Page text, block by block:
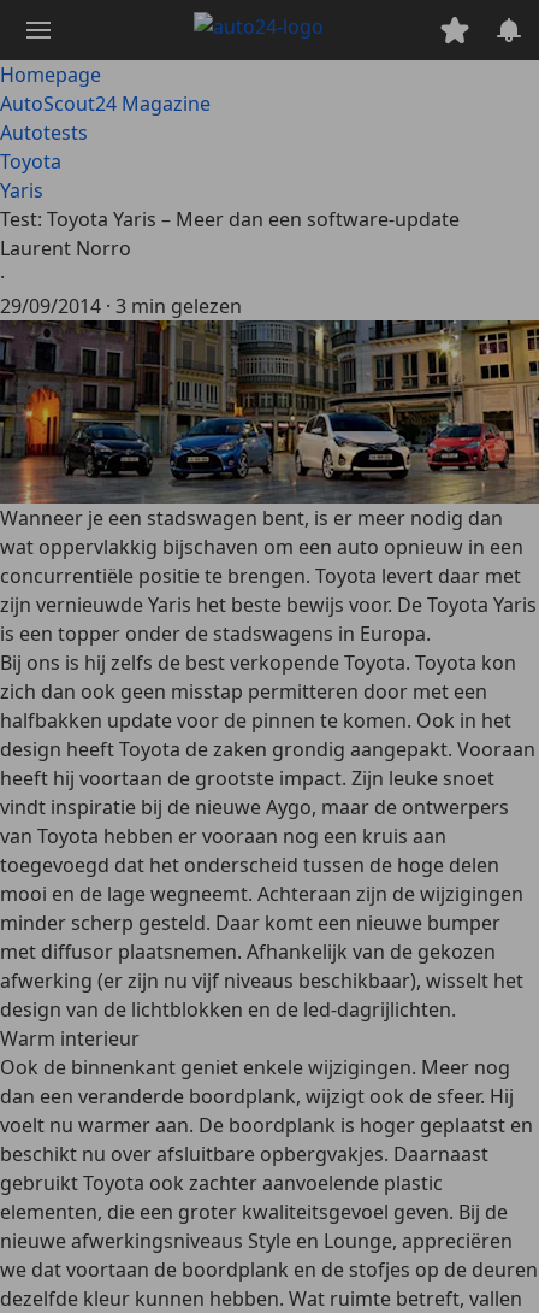
naar
hoofdinhoud
Homepage
AutoScout24 Magazine
Autotests
Toyota
Yaris
Test: Toyota Yaris – Meer dan een software-update
Laurent Norro
·
29/09/2014 · 3 min gelezen
Wanneer je een stadswagen bent, is er meer nodig dan
wat oppervlakkig bijschaven om een auto opnieuw in een
concurrentiële positie te brengen. Toyota levert daar met
zijn vernieuwde Yaris het beste bewijs voor. De Toyota Yaris
is een topper onder de stadswagens in Europa.
Bij ons is hij zelfs de best verkopende Toyota. Toyota kon
zich dan ook geen misstap permitteren door met een
halfbakken update voor de pinnen te komen. Ook in het
design heeft Toyota de zaken grondig aangepakt. Vooraan
heeft hij voortaan de grootste impact. Zijn leuke snoet
vindt inspiratie bij de nieuwe Aygo, maar de ontwerpers
van Toyota hebben er vooraan nog een kruis aan
toegevoegd dat het onderscheid tussen de hoge delen
mooi en de lage wegneemt. Achteraan zijn de wijzigingen
minder scherp gesteld. Daar komt een nieuwe bumper
met diffusor plaatsnemen. Afhankelijk van de gekozen
afwerking (er zijn nu vijf niveaus beschikbaar), wisselt het
design van de lichtblokken en de led-dagrijlichten.
Warm interieur
Ook de binnenkant geniet enkele wijzigingen. Meer nog
dan een veranderde boordplank, wijzigt ook de sfeer. Hij
voelt nu warmer aan. De boordplank is hoger geplaatst en
beschikt nu over afsluitbare opbergvakjes. Daarnaast
gebruikt Toyota ook zachter aanvoelende plastic
elementen, die een groter kwaliteitsgevoel geven. Bij de
nieuwe afwerkingsniveaus Style en Lounge, appreciëren
we dat voortaan de boordplank en de stofjes op de deuren
dezelfde kleur kunnen hebben. Wat ruimte betreft, vallen